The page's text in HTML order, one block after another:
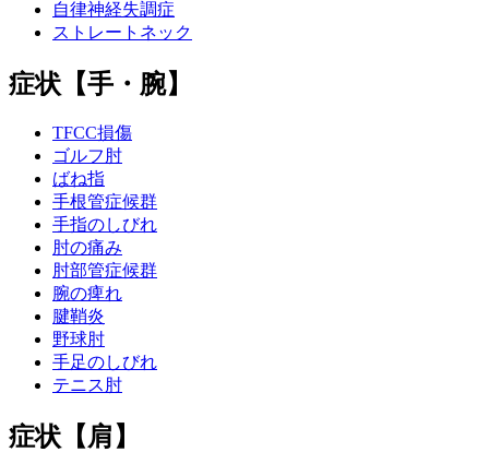
自律神経失調症
ストレートネック
症状【手・腕】
TFCC損傷
ゴルフ肘
ばね指
手根管症候群
手指のしびれ
肘の痛み
肘部管症候群
腕の痺れ
腱鞘炎
野球肘
手足のしびれ
テニス肘
症状【肩】